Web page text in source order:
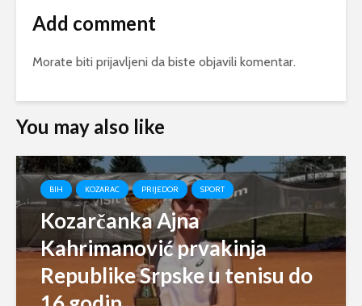
Add comment
Morate biti prijavljeni da biste objavili komentar.
You may also like
BIH KOZARAC PRIJEDOR SPORT
Kozarčanka Ajna
Kahrimanović prvakinja
Republike Srpske u tenisu do